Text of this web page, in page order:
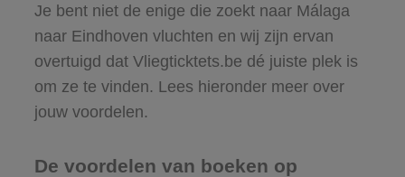
Je bent niet de enige die zoekt naar Málaga
naar Eindhoven vluchten en wij zijn ervan
overtuigd dat Vliegticktets.be dé juiste plek is
om ze te vinden. Lees hieronder meer over
jouw voordelen.
De voordelen van boeken op